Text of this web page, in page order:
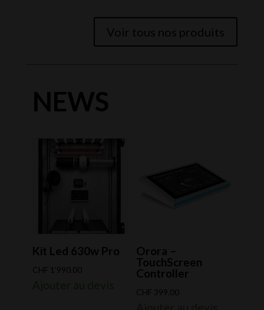
Voir tous nos produits
NEWS
Kit Led 630w Pro
CHF 1'990.00
Orora –
TouchScreen
Controller
CHF 399.00